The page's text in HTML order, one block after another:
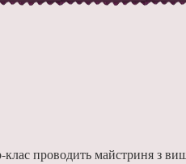
проводить майстриня з